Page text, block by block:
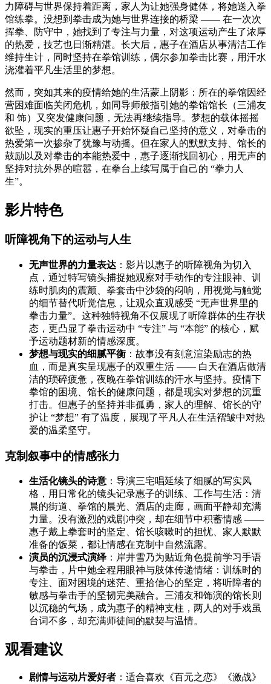
力障碍与世界保持着距离，家人为让她强身健体，将她送入拳
馆练拳。没想到拳击成为她与世界连接的桥梁 —— 在一次次
挥拳、防守中，她找到了专注与力量，对这项运动产生了浓厚
的热爱，技艺也日渐精湛。长大后，惠子在酒店从事清洁工作
维持生计，同时坚持在拳馆训练，偶尔参加拳击比赛，用汗水
浇灌着平凡生活里的梦想。
然而，突如其来的疫情给她的生活蒙上阴影：所在的拳馆因经
营困难面临关闭危机，如同导师般指引她的拳馆馆长（三浦友
和 饰）又突发健康问题，无法再继续指导。梦想的载体摇摇
欲坠，现实的重压让惠子开始怀疑自己坚持的意义，对拳击的
热爱第一次掺杂了犹豫与动摇。但在家人的默默支持、馆长的
鼓励以及对拳击的本能热爱中，惠子逐渐找回初心，用无声的
坚持对抗外界的喧嚣，在拳台上续写属于自己的 “拳力人
生”。
影片特色
听障视角下的运动与人生
无声世界的力量表达 ：影片以惠子的听障视角为切入
点，通过特写镜头捕捉她观察对手动作的专注眼神、训
练时肌肉的震颤、拳套击中沙袋的闷响，用视觉与触觉
的细节替代听觉信息，让观众直观感受 “无声世界里的
拳击力量”。这种独特视角不仅展现了听障群体的生存状
态，更凸显了拳击运动中 “专注” 与 “本能” 的核心，赋
予运动题材新的情感深度。
梦想与现实的细腻平衡 ：故事没有刻意渲染励志的热
血，而是真实呈现惠子的双重生活 —— 白天在酒店做清
洁的琐碎疲惫，夜晚在拳馆训练的汗水与坚持。疫情下
拳馆的困境、馆长的健康问题，都是现实对梦想的沉重
打击。但惠子的坚持并非孤勇，家人的理解、馆长的守
护让 “梦想” 有了温度，展现了平凡人在生活褶皱中对热
爱的温柔坚守。
克制叙事中的情感张力
生活化镜头的诗意 ：导演三宅唱延续了细腻的写实风
格，用日常化的镜头记录惠子的训练、工作与生活：清
晨的街道、拳馆的晨光、酒店的走廊，画面平静却充满
力量。没有激烈的戏剧冲突，却在细节中积蓄情感 ——
惠子戴上拳套时的坚定、馆长咳嗽时的担忧、家人默默
准备的饭菜，都让情感在克制中自然流露。
演员的沉浸式演绎 ：岸井雪乃为贴近角色提前学习手语
与拳击，片中她全程用眼神与肢体传递情绪：训练时的
专注、面对困境的迷茫、重拾信心的坚定，将听障者的
敏感与拳击手的坚韧完美融合。三浦友和饰演的馆长则
以沉稳的气场，成为惠子的精神支柱，两人的对手戏虽
台词不多，却充满师徒间的默契与温情。
观看建议
剧情与运动片爱好者 ：适合喜欢《百元之恋》《激战》